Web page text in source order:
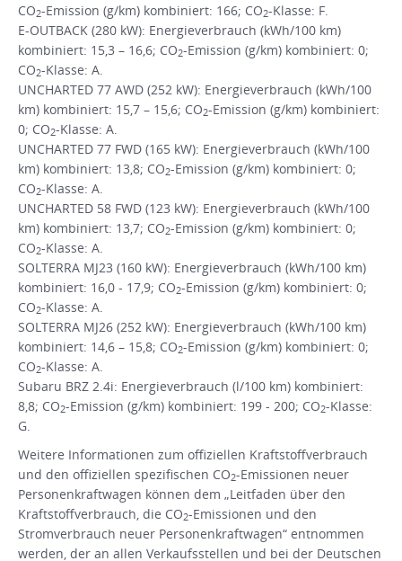
CO2-Emission (g/km) kombiniert: 166; CO2-Klasse: F.
E-OUTBACK (280 kW): Energieverbrauch (kWh/100 km)
kombiniert: 15,3 – 16,6; CO2-Emission (g/km) kombiniert: 0;
CO2-Klasse: A.
UNCHARTED 77 AWD (252 kW): Energieverbrauch (kWh/100
km) kombiniert: 15,7 – 15,6; CO2-Emission (g/km) kombiniert:
0; CO2-Klasse: A.
UNCHARTED 77 FWD (165 kW): Energieverbrauch (kWh/100
km) kombiniert: 13,8; CO2-Emission (g/km) kombiniert: 0;
CO2-Klasse: A.
UNCHARTED 58 FWD (123 kW): Energieverbrauch (kWh/100
km) kombiniert: 13,7; CO2-Emission (g/km) kombiniert: 0;
CO2-Klasse: A.
SOLTERRA MJ23 (160 kW): Energieverbrauch (kWh/100 km)
kombiniert: 16,0 - 17,9; CO2-Emission (g/km) kombiniert: 0;
CO2-Klasse: A.
SOLTERRA MJ26 (252 kW): Energieverbrauch (kWh/100 km)
kombiniert: 14,6 – 15,8; CO2-Emission (g/km) kombiniert: 0;
CO2-Klasse: A.
Subaru BRZ 2.4i: Energieverbrauch (l/100 km) kombiniert:
8,8; CO2-Emission (g/km) kombiniert: 199 - 200; CO2-Klasse:
G.
Weitere Informationen zum offiziellen Kraftstoffverbrauch
und den offiziellen spezifischen CO2-Emissionen neuer
Personenkraftwagen können dem „Leitfaden über den
Kraftstoffverbrauch, die CO2-Emissionen und den
Stromverbrauch neuer Personenkraftwagen“ entnommen
werden, der an allen Verkaufsstellen und bei der Deutschen